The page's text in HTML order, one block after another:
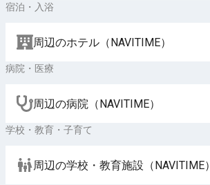
宿泊・入浴
周辺のホテル（NAVITIME）
病院・医療
周辺の病院（NAVITIME）
学校・教育・子育て
周辺の学校・教育施設（NAVITIME）